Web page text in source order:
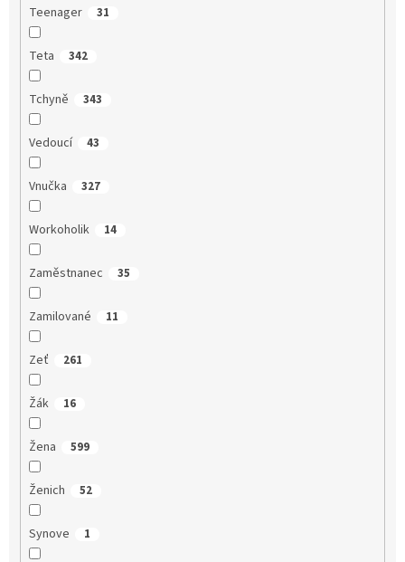
Teenager 31
Teta 342
Tchyně 343
Vedoucí 43
Vnučka 327
Workoholik 14
Zaměstnanec 35
Zamilované 11
Zeť 261
Žák 16
Žena 599
Ženich 52
Synove 1